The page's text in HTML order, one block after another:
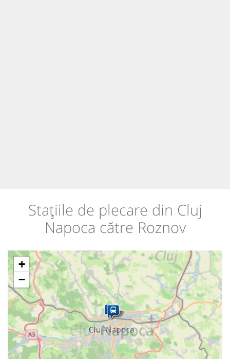
Stațiile de plecare din Cluj
Napoca către Roznov
+
−